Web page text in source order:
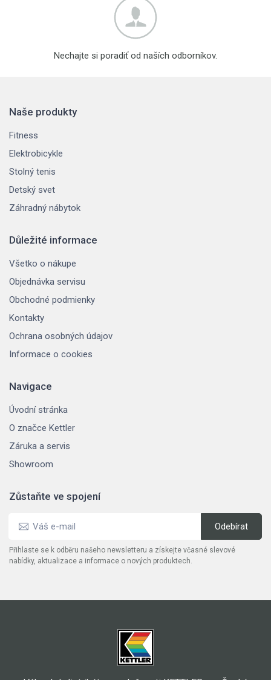
Nechajte si poradiť od naších odborníkov.
Naše produkty
Fitness
Elektrobicykle
Stolný tenis
Detský svet
Záhradný nábytok
Důležité informace
Všetko o nákupe
Objednávka servisu
Obchodné podmienky
Kontakty
Ochrana osobných údajov
Informace o cookies
Navigace
Úvodní stránka
O značce Kettler
Záruka a servis
Showroom
Zůstaňte ve spojení
Přihlaste se k odběru našeho newsletteru a získejte včasné slevové
nabídky, aktualizace a informace o nových produktech.